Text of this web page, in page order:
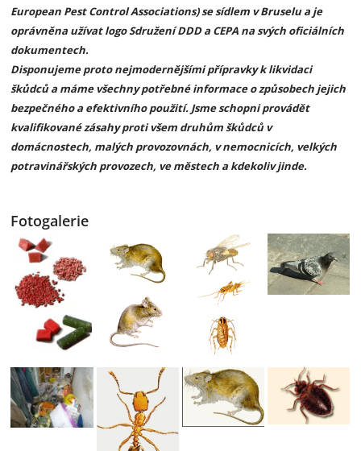
European Pest Control Associations) se sídlem v Bruselu a je
oprávněna užívat logo Sdružení DDD a CEPA na svých oficiálních
dokumentech.
Disponujeme proto nejmodernějšími přípravky k likvidaci
škůdců a máme všechny potřebné informace o způsobech jejich
bezpečného a efektivního použití. Jsme schopni provádět
kvalifikované zásahy proti všem druhům škůdců v
domácnostech, malých provozovnách, v nemocnicích, velkých
potravinářských provozech, ve městech a kdekoliv jinde.
Fotogalerie